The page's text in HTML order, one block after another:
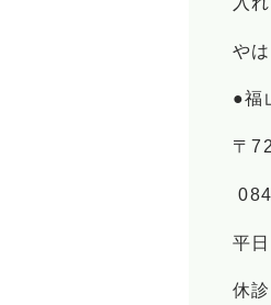
や
●福
〒
平
休